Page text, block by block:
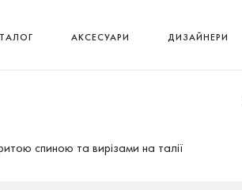
АКСЕСУАРИ ДИЗАЙНЕРИ
спиною та вирізами на талії